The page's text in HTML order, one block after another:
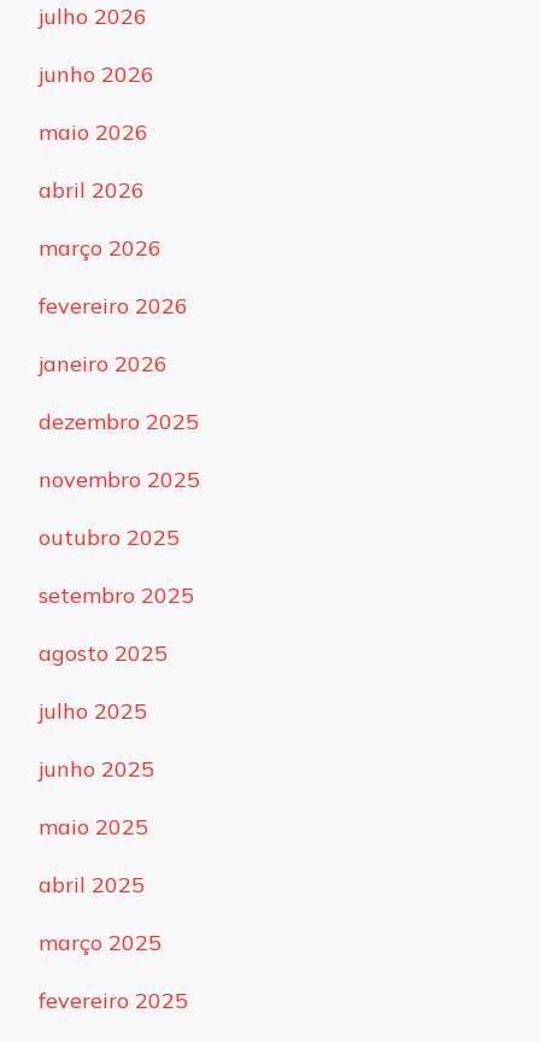
julho 2026
junho 2026
maio 2026
abril 2026
março 2026
fevereiro 2026
janeiro 2026
dezembro 2025
novembro 2025
outubro 2025
setembro 2025
agosto 2025
julho 2025
junho 2025
maio 2025
abril 2025
março 2025
fevereiro 2025